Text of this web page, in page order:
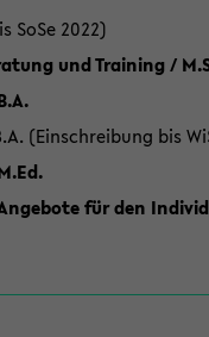
SoSe 2022)
und Training /
(Einschreibung bis
für den